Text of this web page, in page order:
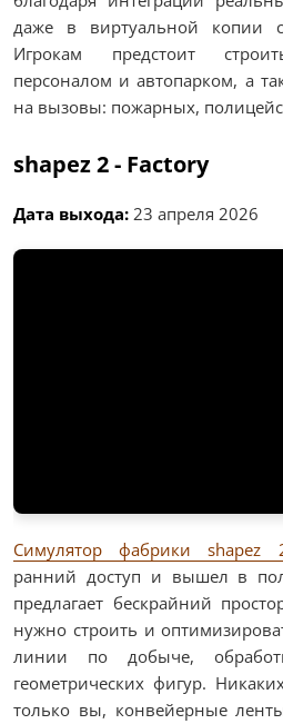
даже в виртуальной копии
Игрокам предстоит
персоналом и автопарком, а
на вызовы: пожарных,
shapez 2 - Factory
Дата выхода: 23 апреля 2026
Симулятор фабрики shapez
ранний доступ и вышел в
предлагает бескрайний
нужно строить и
линии по добыче,
геометрических фигур.
только вы, конвейерные